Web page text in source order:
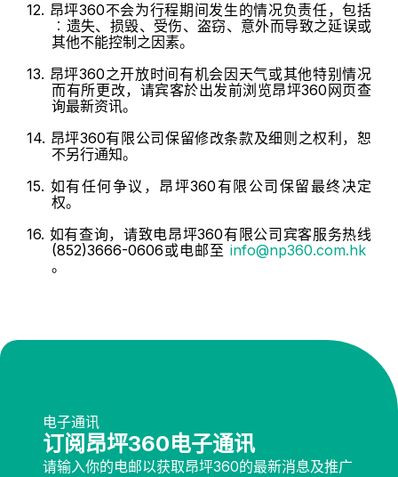
12. 昂坪360不会为行程期间发生的情况负责任，包括
︰遗失、损毁、受伤、盗窃、意外而导致之延误或
其他不能控制之因素。
13. 昂坪360之开放时间有机会因天气或其他特别情况
而有所更改，请宾客於出发前浏览昂坪360网页查
询最新资讯。
14. 昂坪360有限公司保留修改条款及细则之权利，恕
不另行通知。
15. 如有任何争议，昂坪360有限公司保留最终决定
权。
16. 如有查询，请致电昂坪360有限公司宾客服务热线
(852)3666-0606或电邮至 info@np360.com.hk
。
电子通讯
订阅昂坪360电子通讯
请输入你的电邮以获取昂坪360的最新消息及推广